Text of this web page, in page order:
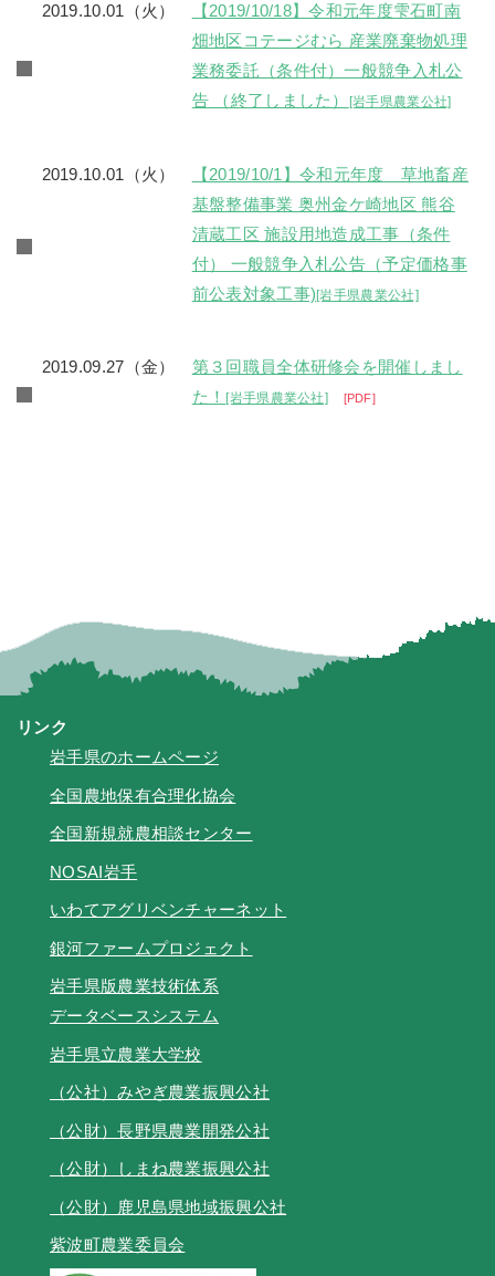
2019.10.01（火）
【2019/10/18】令和元年度雫石町南
畑地区コテージむら 産業廃棄物処理
業務委託（条件付）一般競争入札公
告 （終了しました）
[岩手県農業公社]
2019.10.01（火）
【2019/10/1】令和元年度 草地畜産
基盤整備事業 奥州金ケ崎地区 熊谷
清蔵工区 施設用地造成工事（条件
付） 一般競争入札公告（予定価格事
前公表対象工事)[岩手県農業公社]
2019.09.27（金） 第３回職員全体研修会を開催しまし
た！[岩手県農業公社] PDF
リンク
岩手県のホームページ
全国農地保有合理化協会
全国新規就農相談センター
NOSAI岩手
いわてアグリベンチャーネット
銀河ファームプロジェクト
岩手県版農業技術体系
データベースシステム
岩手県立農業大学校
（公社）みやぎ農業振興公社
（公財）長野県農業開発公社
（公財）しまね農業振興公社
（公財）鹿児島県地域振興公社
紫波町農業委員会